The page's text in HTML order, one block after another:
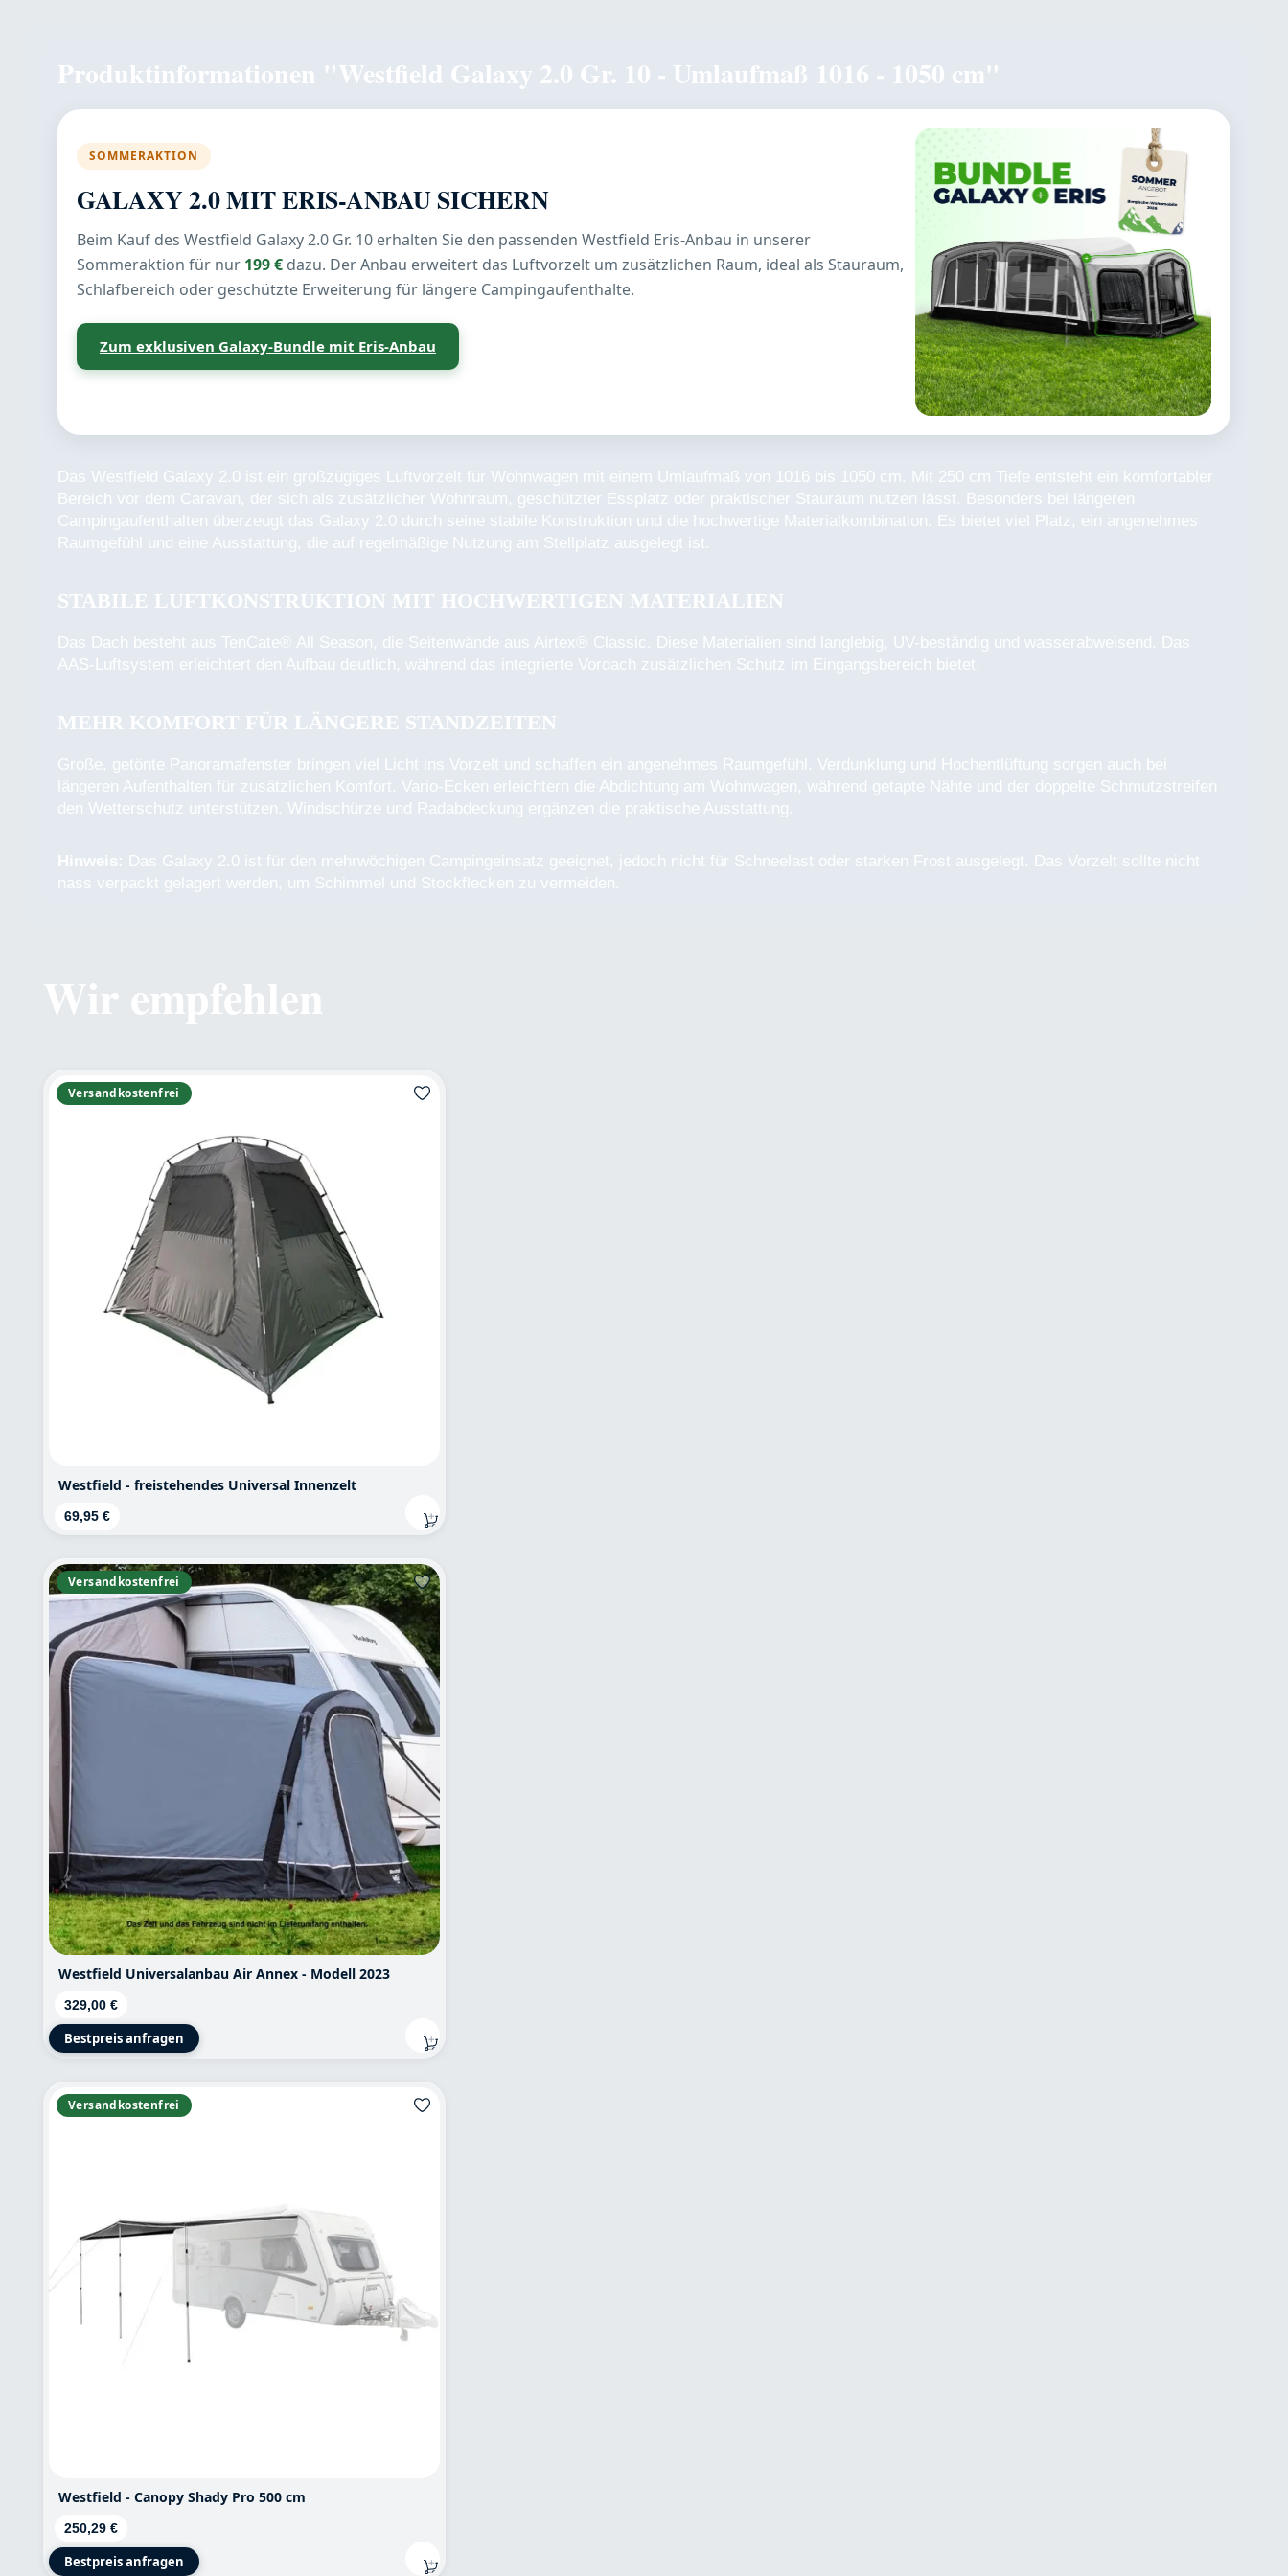
Produktinformationen "Westfield Galaxy 2.0 Gr. 10 - Umlaufmaß 1016 - 1050 cm"
SOMMERAKTION
GALAXY 2.0 MIT ERIS-ANBAU SICHERN
Beim Kauf des Westfield Galaxy 2.0 Gr. 10 erhalten Sie den passenden Westfield Eris-Anbau in unserer
Sommeraktion für nur 199 € dazu. Der Anbau erweitert das Luftvorzelt um zusätzlichen Raum, ideal als Stauraum,
Schlafbereich oder geschützte Erweiterung für längere Campingaufenthalte.
Zum exklusiven Galaxy-Bundle mit Eris-Anbau
Das Westfield Galaxy 2.0 ist ein großzügiges Luftvorzelt für Wohnwagen mit einem Umlaufmaß von 1016 bis 1050 cm. Mit 250 cm Tiefe entsteht ein komfortabler
Bereich vor dem Caravan, der sich als zusätzlicher Wohnraum, geschützter Essplatz oder praktischer Stauraum nutzen lässt. Besonders bei längeren
Campingaufenthalten überzeugt das Galaxy 2.0 durch seine stabile Konstruktion und die hochwertige Materialkombination. Es bietet viel Platz, ein angenehmes
Raumgefühl und eine Ausstattung, die auf regelmäßige Nutzung am Stellplatz ausgelegt ist.
STABILE LUFTKONSTRUKTION MIT HOCHWERTIGEN MATERIALIEN
Das Dach besteht aus TenCate® All Season, die Seitenwände aus Airtex® Classic. Diese Materialien sind langlebig, UV-beständig und wasserabweisend. Das
AAS-Luftsystem erleichtert den Aufbau deutlich, während das integrierte Vordach zusätzlichen Schutz im Eingangsbereich bietet.
MEHR KOMFORT FÜR LÄNGERE STANDZEITEN
Große, getönte Panoramafenster bringen viel Licht ins Vorzelt und schaffen ein angenehmes Raumgefühl. Verdunklung und Hochentlüftung sorgen auch bei
längeren Aufenthalten für zusätzlichen Komfort. Vario-Ecken erleichtern die Abdichtung am Wohnwagen, während getapte Nähte und der doppelte Schmutzstreifen
den Wetterschutz unterstützen. Windschürze und Radabdeckung ergänzen die praktische Ausstattung.
Hinweis: Das Galaxy 2.0 ist für den mehrwöchigen Campingeinsatz geeignet, jedoch nicht für Schneelast oder starken Frost ausgelegt. Das Vorzelt sollte nicht
nass verpackt gelagert werden, um Schimmel und Stockflecken zu vermeiden.
Produktgalerie überspringen
Wir empfehlen
Versandkostenfrei
Westfield - freistehendes Universal Innenzelt
Regulärer Preis:
69,95 €
Versandkostenfrei
Westfield Universalanbau Air Annex - Modell 2023
Regulärer Preis:
329,00 €
Bestpreis anfragen
Versandkostenfrei
Westfield - Canopy Shady Pro 500 cm
Regulärer Preis:
250,29 €
Bestpreis anfragen